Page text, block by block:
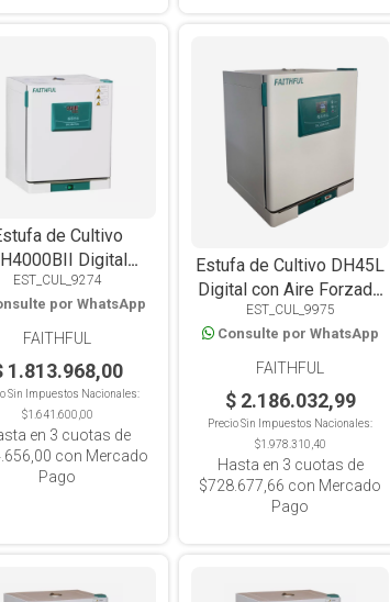
de Cultivo
Digital
40x35x45, 63L
EST_CUL_9274
por WhatsApp
FAITHFUL
1.813.968,00
Sin Impuestos Nacionales:
$1.641.600,00
en 3 cuotas de
con Mercado
Pago
Estufa de Cultivo DH45L
Digital con Aire Forzado
de precision 45L
EST_CUL_9975
Consulte por WhatsApp
FAITHFUL
$ 2.186.032,99
Precio Sin Impuestos Nacionales:
$1.978.310,40
Hasta en 3 cuotas de
$728.677,66 con Mercado
Pago